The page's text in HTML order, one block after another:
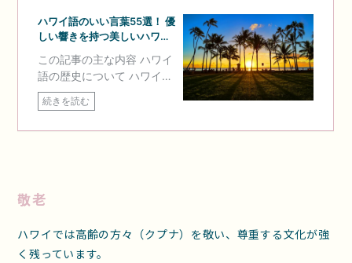
敬老
ハワイでは高齢の方々（クプナ）を敬い、尊重する文化が強
く残っています。